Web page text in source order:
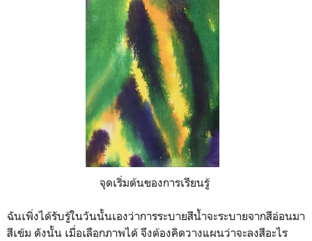
จุดเริ่มต้นของการเรียนรู้
ฉันเพิ่งได้รับรู้ในวันนั้นเองว่าการระบายสีน้ำจะระบายจากสีอ่อนมา
สีเข้ม ดังนั้น เมื่อเลือกภาพได้ จึงต้องคิดวางแผนว่าจะลงสีอะไร